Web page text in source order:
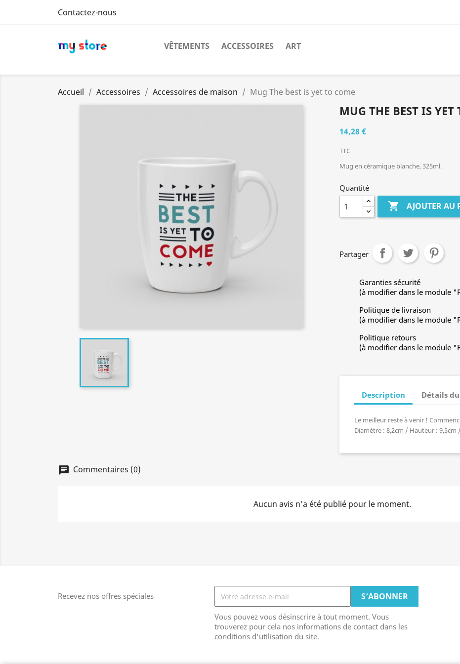
Contactez-nous
VÊTEMENTS ACCESSOIRES ART
Accueil Accessoires Accessoires de maison Mug The best is yet to come
MUG THE BEST IS YET
14,28 €
TTC
Mug en céramique blanche, 325ml.
Quantité
 AJOUTER AU
Partager
Garanties sécurité
(à modifier dans le module
Politique de livraison
(à modifier dans le module
Politique retours
(à modifier dans le module
Description Détails
Le meilleur reste à venir !
Diamètre : 8,2cm / Hauteur : 9,5cm
chat Commentaires (0)
Aucun avis n'a été publié pour le moment.
Recevez nos offres spéciales
Vous pouvez vous désinscrire à tout moment. Vous
trouverez pour cela nos informations de contact dans les
conditions d'utilisation du site.